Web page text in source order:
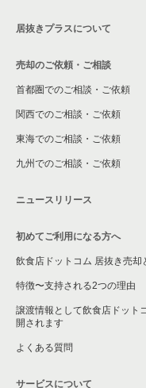
居抜きプラスについて
売却のご依頼・ご相談
首都圏でのご相談・ご依頼
関西でのご相談・ご依頼
東海でのご相談・ご依頼
九州でのご相談・ご依頼
ニュースリリース
初めてご利用になる方へ
飲食店ドットコム 居抜き売却
特徴〜支持される2つの理由
譲渡情報として飲食店ドット
開されます
よくある質問
サービスについて